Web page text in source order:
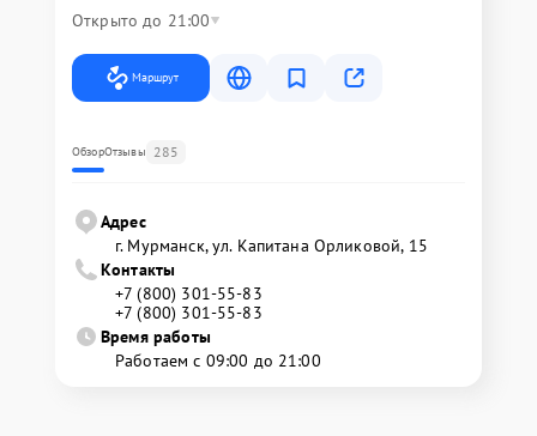
Открыто до 21:00
Маршрут
ОбзорОтзывы 285
Адрес
г. Мурманск, ул. Капитана Орликовой, 15
Контакты
+7 (800) 301-55-83
+7 (800) 301-55-83
Время работы
Работаем с 09:00 до 21:00